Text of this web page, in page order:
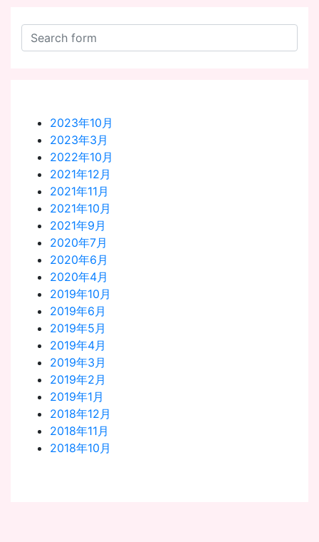
2023年10月
2023年3月
2022年10月
2021年12月
2021年11月
2021年10月
2021年9月
2020年7月
2020年6月
2020年4月
2019年10月
2019年6月
2019年5月
2019年4月
2019年3月
2019年2月
2019年1月
2018年12月
2018年11月
2018年10月